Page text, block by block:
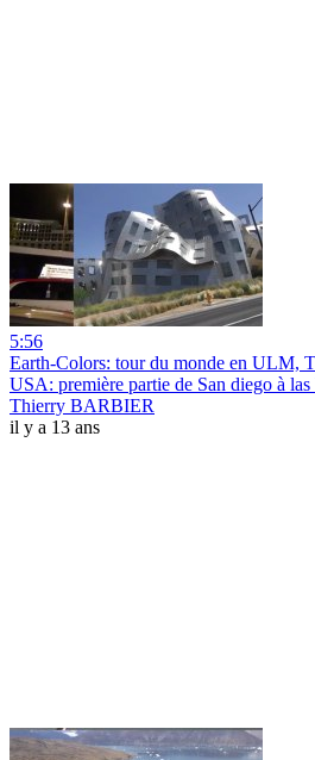
5:56
Earth-Colors: tour du monde en ULM,
USA: première partie de San diego à las
Thierry BARBIER
il y a 13 ans